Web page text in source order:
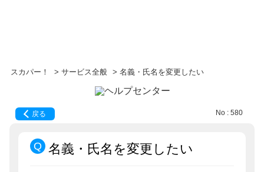
スカパー！ > サービス全般 > 名義・氏名を変更したい
戻る No : 580
名義・氏名を変更したい